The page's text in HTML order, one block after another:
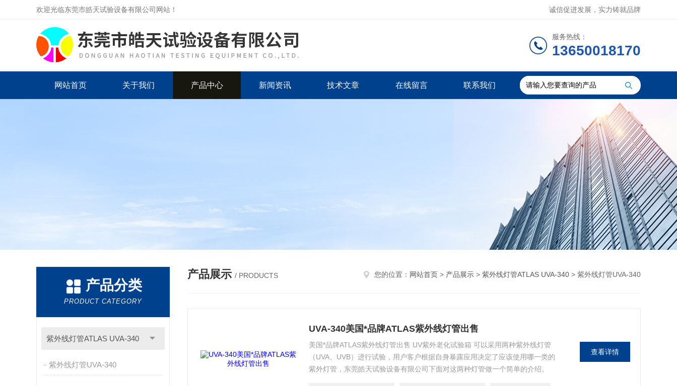
欢迎光临东莞市皓天试验设备有限公司网站！ 诚信促进发展，实力铸就品牌
服务热线：
13650018170
网站首页 关于我们 产品中心 新闻资讯 技术文章 在线留言 联系我们
产品分类
PRODUCT CATEGORY
紫外线灯管ATLAS UVA-340
紫外线灯管UVA-340
产品展示 / PRODUCTS 您的位置： 网站首页 > 产品展示 > 紫外线灯管ATLAS UVA-340 > 紫外线灯管UVA-340
UVA-340美国*品牌ATLAS紫外线灯管出售
美国*品牌ATLAS紫外线灯管出售 UV紫外老化试验箱 可以采用两种紫外线灯管
（UVA、UVB）进行试验，用户客户根据自身暴露应用决定了应该使用哪一类的
紫外灯管，东莞皓天试验设备有限公司下面对这两种灯管做一个简单的介绍。
查看详情